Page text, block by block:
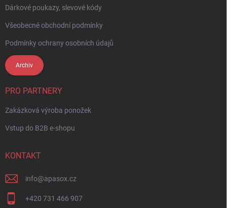
Dárkové poukazy, slevové kódy
Všeobecné obchodní podmínky
Podmínky ochrany osobních údajů
Archiv
PRO PARTNERY
Zakázková výroba ponožek
Vstup do B2B e-shopu
KONTAKT
info@apasox.cz
+420 731 466 907